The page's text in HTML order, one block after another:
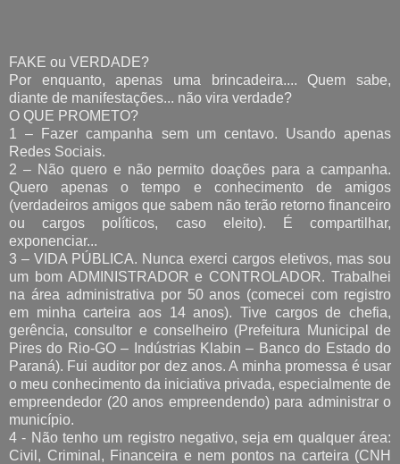
FAKE ou VERDADE?
Por enquanto, apenas uma brincadeira.... Quem sabe,
diante de manifestações... não vira verdade?
O QUE PROMETO?
1 – Fazer campanha sem um centavo. Usando apenas
Redes Sociais.
2 – Não quero e não permito doações para a campanha.
Quero apenas o tempo e conhecimento de amigos
(verdadeiros amigos que sabem não terão retorno financeiro
ou cargos políticos, caso eleito). É compartilhar,
exponenciar...
3 – VIDA PÚBLICA. Nunca exerci cargos eletivos, mas sou
um bom ADMINISTRADOR e CONTROLADOR. Trabalhei
na área administrativa por 50 anos (comecei com registro
em minha carteira aos 14 anos). Tive cargos de chefia,
gerência, consultor e conselheiro (Prefeitura Municipal de
Pires do Rio-GO – Indústrias Klabin – Banco do Estado do
Paraná). Fui auditor por dez anos. A minha promessa é usar
o meu conhecimento da iniciativa privada, especialmente de
empreendedor (20 anos empreendendo) para administrar o
município.
4 - Não tenho um registro negativo, seja em qualquer área:
Civil, Criminal, Financeira e nem pontos na carteira (CNH